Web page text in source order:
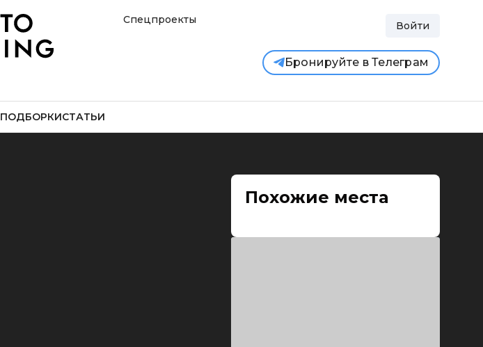
Спецпроекты Войти
Бронируйте в Телеграм
ПОДБОРКИСТАТЬИ
Похожие места